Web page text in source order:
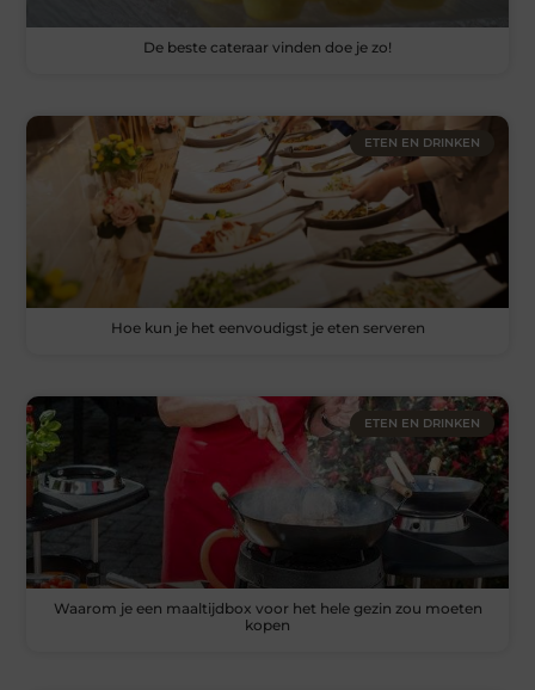
De beste cateraar vinden doe je zo!
ETEN EN DRINKEN
Hoe kun je het eenvoudigst je eten serveren
ETEN EN DRINKEN
Waarom je een maaltijdbox voor het hele gezin zou moeten
kopen